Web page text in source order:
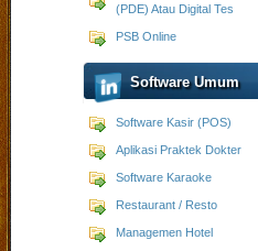
(PDE) Atau Digital Tes
PSB Online
Software Umum
Software Kasir (POS)
Aplikasi Praktek Dokter
Software Karaoke
Restaurant / Resto
Managemen Hotel